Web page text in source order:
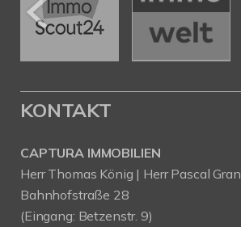
KONTAKT
CAPTURA IMMOBILIEN
Herr Thomas König | Herr Pascal Gran
Bahnhofstraße 28
(Eingang: Betzenstr. 9)